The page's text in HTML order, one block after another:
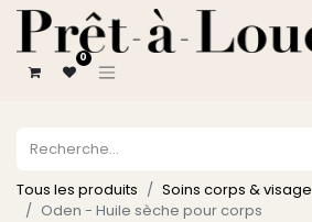
0
Tous les produits
Soins corps & visage
Oden - Huile sèche pour corps